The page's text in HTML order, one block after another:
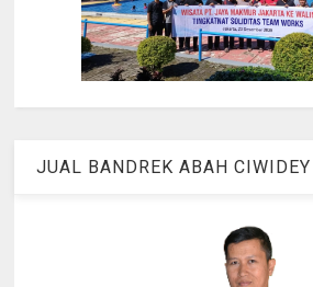
JUAL BANDREK ABAH CIWIDEY